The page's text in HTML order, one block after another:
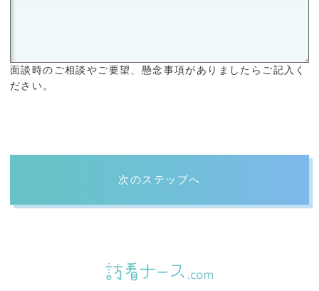
面談時のご相談やご要望、懸念事項がありましたらご記入く
ださい。
次のステップへ